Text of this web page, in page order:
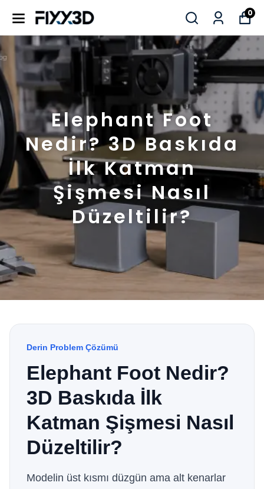
0
Elephant Foot
Nedir? 3D Baskıda
İlk Katman
Şişmesi Nasıl
Düzeltilir?
Derin Problem Çözümü
Elephant Foot Nedir?
3D Baskıda İlk
Katman Şişmesi Nasıl
Düzeltilir?
Modelin üst kısmı düzgün ama alt kenarlar